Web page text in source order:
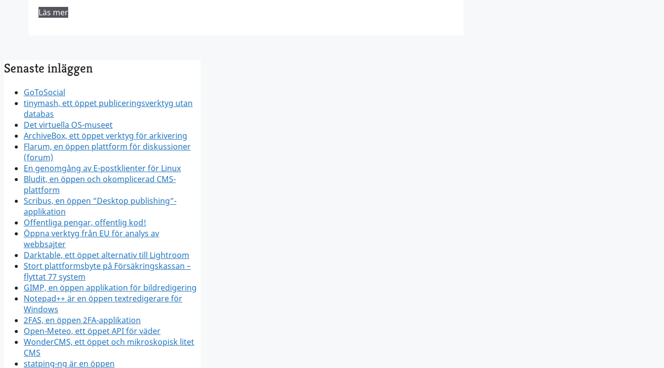
Läs mer
Senaste inläggen
GoToSocial
tinymash, ett öppet publiceringsverktyg utan
databas
Det virtuella OS-museet
ArchiveBox, ett öppet verktyg för arkivering
Flarum, en öppen plattform för diskussioner
(forum)
En genomgång av E-postklienter för Linux
Bludit, en öppen och okomplicerad CMS-
plattform
Scribus, en öppen ”Desktop publishing”-
applikation
Offentliga pengar, offentlig kod!
Öppna verktyg från EU för analys av
webbsajter
Darktable, ett öppet alternativ till Lightroom
Stort plattformsbyte på Försäkringskassan –
flyttat 77 system
GIMP, en öppen applikation för bildredigering
Notepad++ är en öppen textredigerare för
Windows
2FAS, en öppen 2FA-applikation
Open-Meteo, ett öppet API för väder
WonderCMS, ett öppet och mikroskopisk litet
CMS
statping-ng är en öppen